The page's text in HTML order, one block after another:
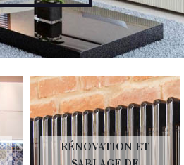
RÉNOVATION ET